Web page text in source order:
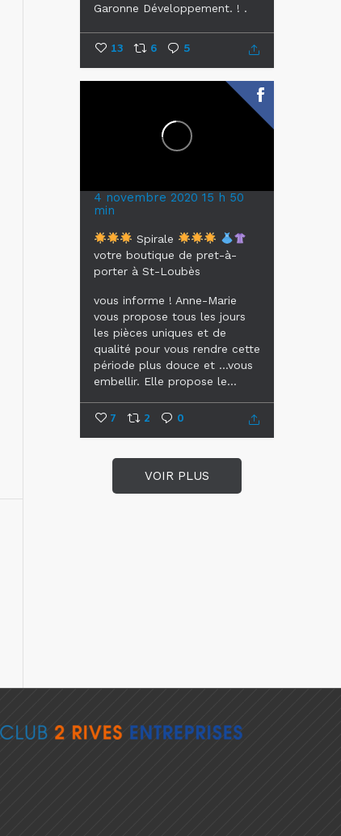
Garonne Développement. ! .
13 6 5
4 novembre 2020 15 h 50
min
Spirale
votre boutique de pret-à-
porter à St-Loubès
vous informe ! Anne-Marie
vous propose tous les jours
les pièces uniques et de
qualité pour vous rendre cette
période plus douce et ...vous
embellir. Elle propose le...
7 2 0
VOIR PLUS